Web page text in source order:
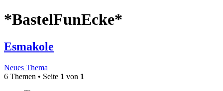
*BastelFunEcke*
Esmakole
Neues Thema
6 Themen • Seite 1 von 1